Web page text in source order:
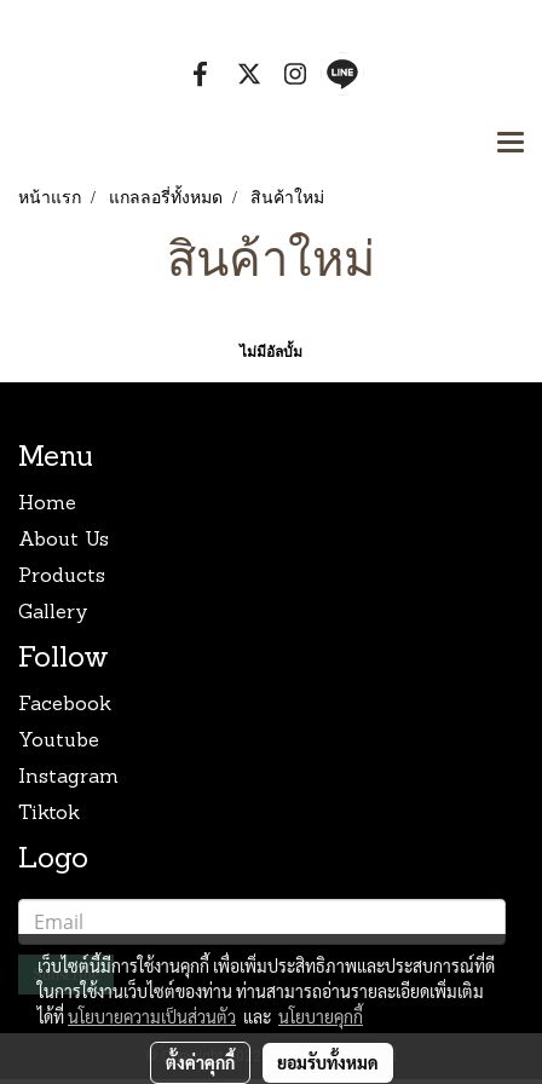
หน้าแรก แกลลอรี่ทั้งหมด สินค้าใหม่
สินค้าใหม่
ไม่มีอัลบั้ม
Menu
Home
About Us
Products
Gallery
Follow
Facebook
Youtube
Instagram
Tiktok
Logo
Subscribe
© Copyright 2022 All Rights Reserved
เว็บไซต์นี้มีการใช้งานคุกกี้ เพื่อเพิ่มประสิทธิภาพและประสบการณ์ที่ดี
ในการใช้งานเว็บไซต์ของท่าน ท่านสามารถอ่านรายละเอียดเพิ่มเติม
ได้ที่นโยบายความเป็นส่วนตัว และ นโยบายคุกกี้
ตั้งค่าคุกกี้ ยอมรับทั้งหมด